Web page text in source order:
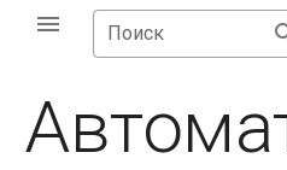
Поиск